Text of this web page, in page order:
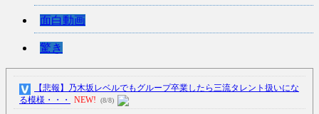
面白動画
驚き
【悲報】乃木坂レベルでもグループ卒業したら三流タレント扱いにな
る模様・・・
NEW! (8/8)